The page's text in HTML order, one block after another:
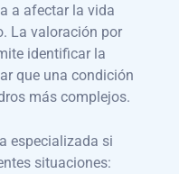
a afectar la vida
La valoración por
identificar la
que una condición
más complejos.
especializada si
situaciones: